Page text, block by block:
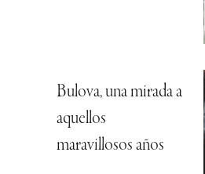
Bulova, una mirada a
aquellos
maravillosos años